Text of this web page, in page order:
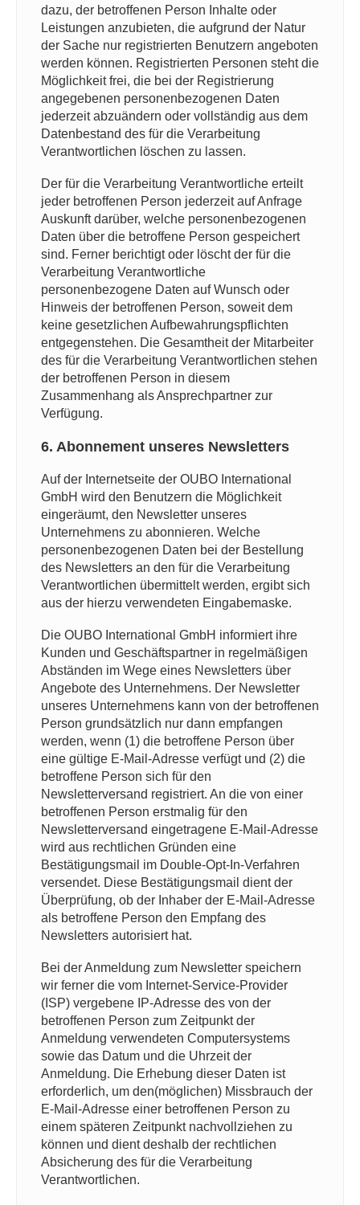
dazu, der betroffenen Person Inhalte oder
Leistungen anzubieten, die aufgrund der Natur
der Sache nur registrierten Benutzern angeboten
werden können. Registrierten Personen steht die
Möglichkeit frei, die bei der Registrierung
angegebenen personenbezogenen Daten
jederzeit abzuändern oder vollständig aus dem
Datenbestand des für die Verarbeitung
Verantwortlichen löschen zu lassen.
Der für die Verarbeitung Verantwortliche erteilt
jeder betroffenen Person jederzeit auf Anfrage
Auskunft darüber, welche personenbezogenen
Daten über die betroffene Person gespeichert
sind. Ferner berichtigt oder löscht der für die
Verarbeitung Verantwortliche
personenbezogene Daten auf Wunsch oder
Hinweis der betroffenen Person, soweit dem
keine gesetzlichen Aufbewahrungspflichten
entgegenstehen. Die Gesamtheit der Mitarbeiter
des für die Verarbeitung Verantwortlichen stehen
der betroffenen Person in diesem
Zusammenhang als Ansprechpartner zur
Verfügung.
6. Abonnement unseres Newsletters
Auf der Internetseite der OUBO International
GmbH wird den Benutzern die Möglichkeit
eingeräumt, den Newsletter unseres
Unternehmens zu abonnieren. Welche
personenbezogenen Daten bei der Bestellung
des Newsletters an den für die Verarbeitung
Verantwortlichen übermittelt werden, ergibt sich
aus der hierzu verwendeten Eingabemaske.
Die OUBO International GmbH informiert ihre
Kunden und Geschäftspartner in regelmäßigen
Abständen im Wege eines Newsletters über
Angebote des Unternehmens. Der Newsletter
unseres Unternehmens kann von der betroffenen
Person grundsätzlich nur dann empfangen
werden, wenn (1) die betroffene Person über
eine gültige E-Mail-Adresse verfügt und (2) die
betroffene Person sich für den
Newsletterversand registriert. An die von einer
betroffenen Person erstmalig für den
Newsletterversand eingetragene E-Mail-Adresse
wird aus rechtlichen Gründen eine
Bestätigungsmail im Double-Opt-In-Verfahren
versendet. Diese Bestätigungsmail dient der
Überprüfung, ob der Inhaber der E-Mail-Adresse
als betroffene Person den Empfang des
Newsletters autorisiert hat.
Bei der Anmeldung zum Newsletter speichern
wir ferner die vom Internet-Service-Provider
(ISP) vergebene IP-Adresse des von der
betroffenen Person zum Zeitpunkt der
Anmeldung verwendeten Computersystems
sowie das Datum und die Uhrzeit der
Anmeldung. Die Erhebung dieser Daten ist
erforderlich, um den(möglichen) Missbrauch der
E-Mail-Adresse einer betroffenen Person zu
einem späteren Zeitpunkt nachvollziehen zu
können und dient deshalb der rechtlichen
Absicherung des für die Verarbeitung
Verantwortlichen.